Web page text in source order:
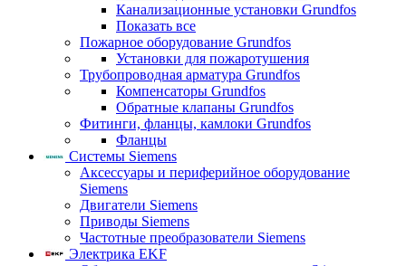
Канализационные установки Grundfos
Показать все
Пожарное оборудование Grundfos
Установки для пожаротушения
Трубопроводная арматура Grundfos
Компенсаторы Grundfos
Обратные клапаны Grundfos
Фитинги, фланцы, камлоки Grundfos
Фланцы
Системы Siemens
Аксессуары и периферийное оборудование
Siemens
Двигатели Siemens
Приводы Siemens
Частотные преобразователи Siemens
Электрика EKF